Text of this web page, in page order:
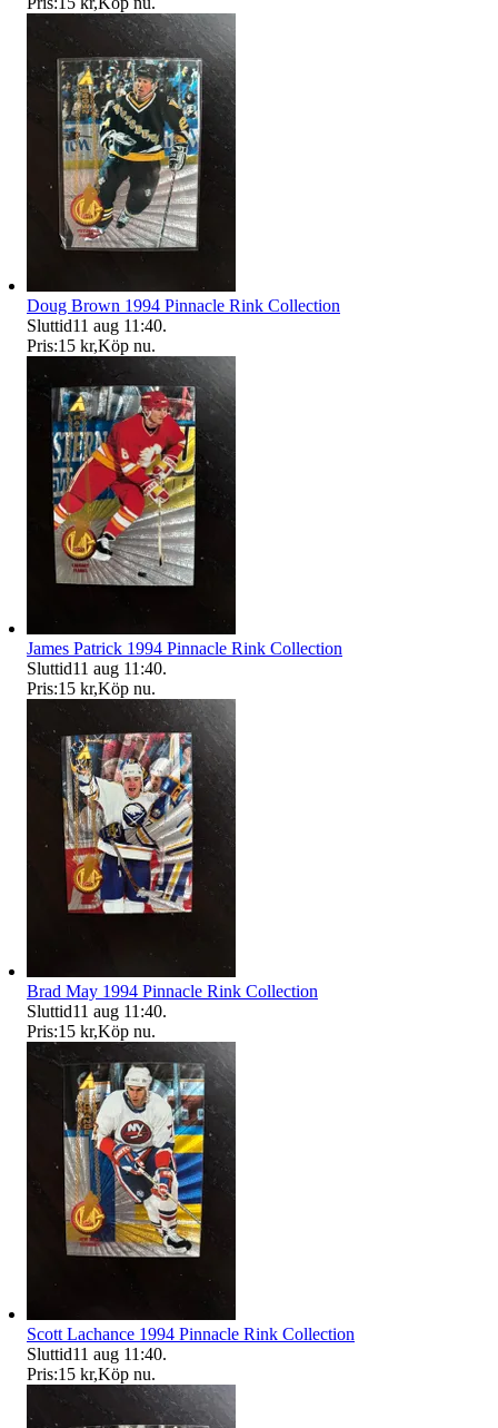
Doug Brown 1994 Pinnacle Rink Collection
Sluttid11 aug 11:40.
Pris:15 kr,Köp nu.
James Patrick 1994 Pinnacle Rink Collection
Sluttid11 aug 11:40.
Pris:15 kr,Köp nu.
Brad May 1994 Pinnacle Rink Collection
Sluttid11 aug 11:40.
Pris:15 kr,Köp nu.
Scott Lachance 1994 Pinnacle Rink Collection
Sluttid11 aug 11:40.
Pris:15 kr,Köp nu.